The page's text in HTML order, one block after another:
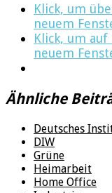
Klick, um
neuem
Klick, um
neuem
Ähnliche
Deutsches
DIW
Grüne
Heimarbeit
Home Office